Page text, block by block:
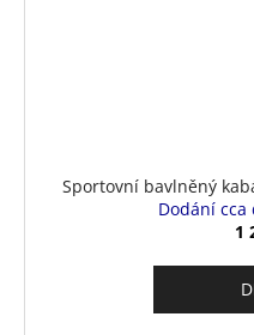
Sportovní bavlněný
Dodání cca
1